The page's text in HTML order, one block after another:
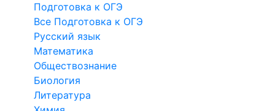
Подготовка к ОГЭ
Все Подготовка к ОГЭ
Русский язык
Математика
Обществознание
Биология
Литература